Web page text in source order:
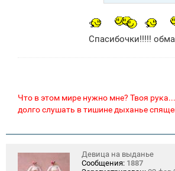
Спасибочки!!!!!
Что в этом мире нужно мне? Твоя
долго слушать в тишине дыханье
Девица на выданье
Сообщения: 1887